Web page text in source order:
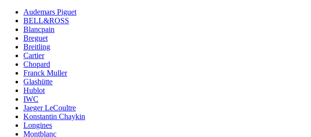
Audemars Piguet
BELL&ROSS
Blancpain
Breguet
Breitling
Cartier
Chopard
Franck Muller
Glashütte
Hublot
IWC
Jaeger LeCoultre
Konstantin Chaykin
Longines
Montblanc